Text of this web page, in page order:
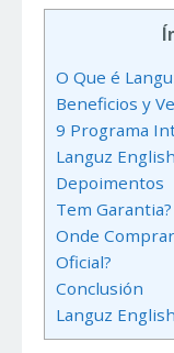
O Que é
Beneficios y
9 Programa
Languz
Depoimentos
Tem Garantia?
Onde
Oficial?
Conclusión
Languz